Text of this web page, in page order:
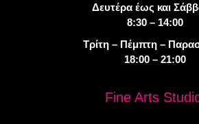
Δευτέρα έως και
8:30 – 14:00
Τρίτη – Πέμπτη –
18:00 – 21:00
Fine Arts